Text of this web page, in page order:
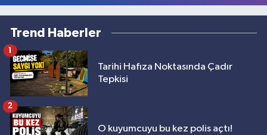
Trend Haberler
Tarihi Hafıza Noktasında Çadır
Tepkisi
1
O kuyumcuyu bu kez polis açtı!
2